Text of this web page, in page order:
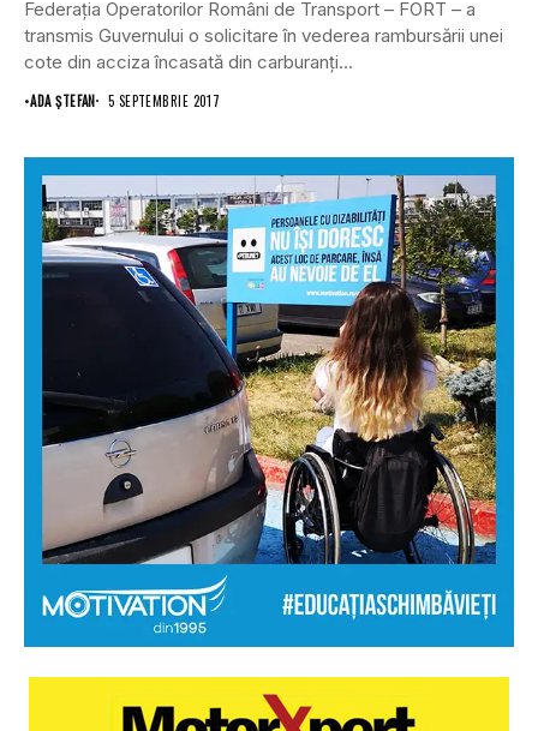
Federaţia Operatorilor Români de Transport – FORT – a
transmis Guvernului o solicitare în vederea rambursării unei
cote din acciza încasată din carburanţi...
•ADA ȘTEFAN 5 SEPTEMBRIE 2017